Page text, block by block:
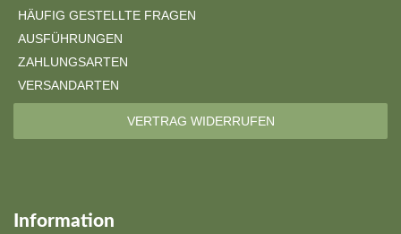
HÄUFIG GESTELLTE FRAGEN
AUSFÜHRUNGEN
ZAHLUNGSARTEN
VERSANDARTEN
VERTRAG WIDERRUFEN
Information